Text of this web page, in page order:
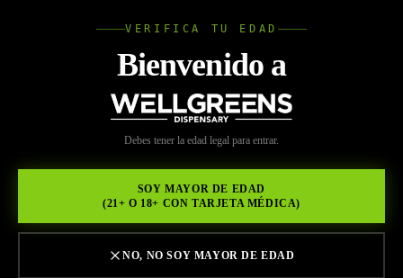
VERIFICA TU EDAD
Bienvenido a
Debes tener la edad legal para entrar.
SOY MAYOR DE EDAD
(21+ O 18+ CON TARJETA MÉDICA)
NO, NO SOY MAYOR DE EDAD
Volver a Recursos
Pastel de Boda de
Frambuesa Kiva